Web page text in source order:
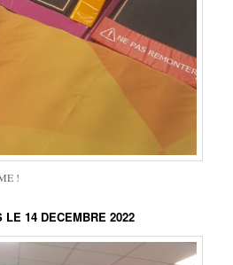
!
14 DECEMBRE 2022